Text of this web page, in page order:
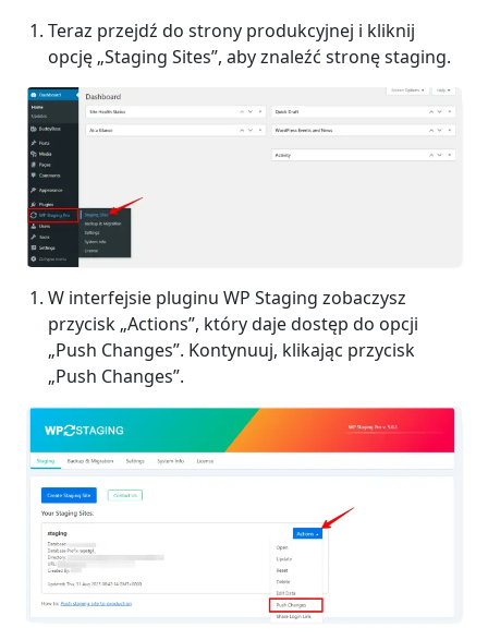
Teraz przejdź do strony produkcyjnej i kliknij
opcję „Staging Sites”, aby znaleźć stronę staging.
W interfejsie pluginu WP Staging zobaczysz
przycisk „Actions”, który daje dostęp do opcji
„Push Changes”. Kontynuuj, klikając przycisk
„Push Changes”.